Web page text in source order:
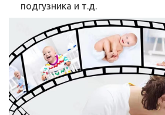
подгузника и т.д.